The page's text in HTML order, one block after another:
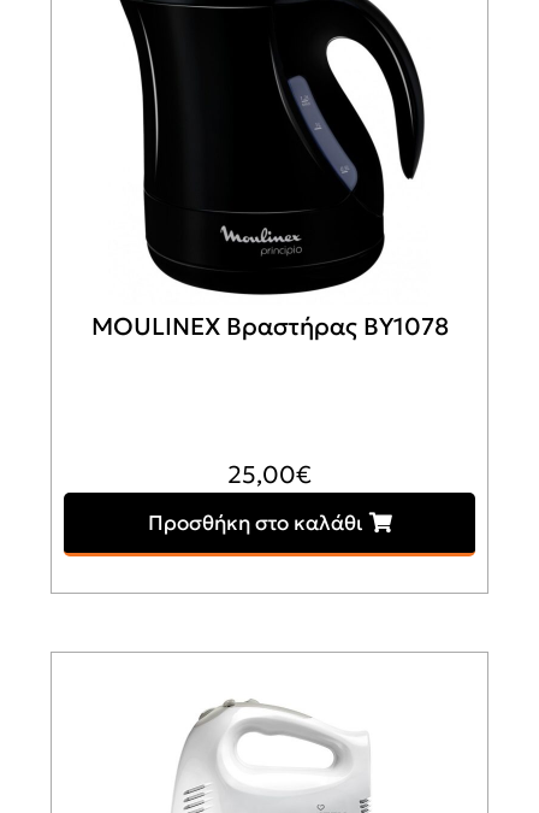
MOULINEX Βραστήρας BY1078
25,00€
Προσθήκη στο καλάθι